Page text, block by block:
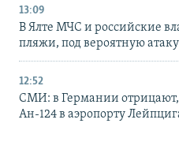
13:09
В Ялте МЧС и российские
пляжи, под вероятную
12:52
СМИ: в Германии отрицают,
Ан-124 в аэропорту